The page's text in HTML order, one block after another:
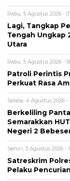
Rabu, 5 Agustus 2026 -
Lagi, Tangkap
Tengah Ungkap
Utara
Rabu, 5 Agustus 2026 -
Patroli Perintis
Perkuat Rasa
Selasa, 4 Agustus 2026 -
Berkeliling
Semarakkan
Negeri 2
Senin, 3 Agustus 2026 -
Satreskrim
Pelaku